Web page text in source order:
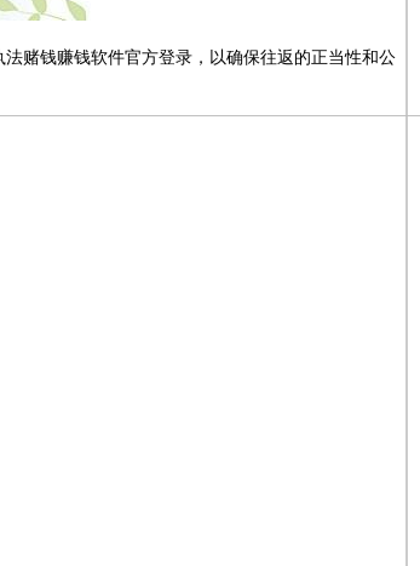
赌钱赚钱软件官方登录，以确保往返的正当性和公